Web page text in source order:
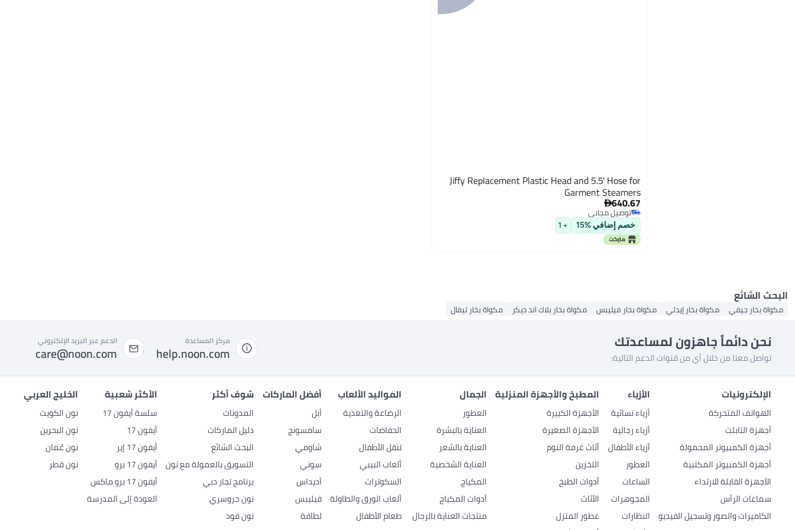
Jiffy Replacement Plastic Head and 5.5' Hose for
Garment Steamers
640.67
توصيل مجاني
توصيل مجاني
خصم إضافي %15 + 1
البحث الشائع
مكواة بخار جيفي مكواة بخار إيدلي مكواة بخار فيليبس مكواة بخار بلاك اند ديكر مكواة بخار تيفال
نحن دائماً جاهزون لمساعدتك
تواصل معنا من خلال أي من قنوات الدعم التالية:
مركز المساعدة
help.noon.com
الدعم عبر البريد الإلكتروني
care@noon.com
الإلكترونيات
الهواتف المتحركة
أجهزة التابلت
أجهزة الكمبيوتر المحمولة
أجهزة الكمبيوتر المكتبية
الأجهزة القابلة للارتداء
سماعات الرأس
الكاميرات والصور وتسجيل الفيديو
الأزياء
أزياء نسائية
أزياء رجالية
أزياء الأطفال
العطور
الساعات
المجوهرات
النظارات
المطبخ والأجهزة المنزلية
الأجهزة الكبيرة
الأجهزة الصغيرة
أثاث غرفة النوم
التخزين
أدوات الطبخ
الأثاث
عطور المنزل
الجمال
العطور
العناية بالبشرة
العناية بالشعر
العناية الشخصية
المكياج
أدوات المكياج
منتجات العناية بالرجال
المواليد الألعاب
الرضاعة والتغذية
الحفاضات
تنقل الأطفال
ألعاب البيبي
السكوترات
ألعاب الورق والطاولة
طعام الأطفال
أفضل الماركات
أبل
سامسونج
شاومي
سوني
أديداس
فيليبس
لطافة
شوف أكثر
المدونات
دليل الماركات
البحث الشائع
التسويق بالعمولة مع نون
برنامج تجار دبي
نون جروسري
نون فود
الأكثر شعبية
سلسة أيفون 17
أيفون 17
أيفون 17 إير
أيفون 17 برو
أيفون 17 برو ماكس
العودة إلى المدرسة
الخليج العربي
نون الكويت
نون البحرين
نون عُمان
نون قطر